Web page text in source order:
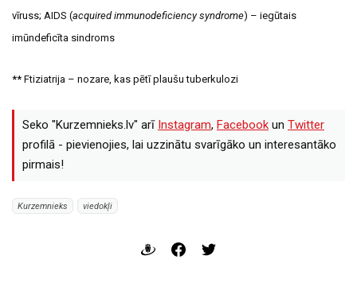
vīruss; AIDS (acquired immunodeficiency syndrome) – iegūtais
imūndeficīta sindroms
** Ftiziatrija – nozare, kas pētī plaušu tuberkulozi
Seko "Kurzemnieks.lv" arī Instagram, Facebook un Twitter
profilā - pievienojies, lai uzzinātu svarīgāko un interesantāko
pirmais!
Kurzemnieks viedokļi